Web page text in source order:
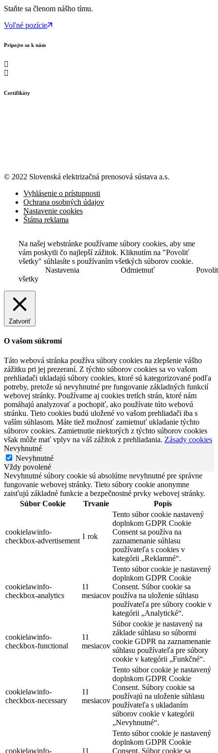
Staňte sa členom nášho tímu.
Voľné pozície
Pripojte sa k nám
Certifikáty
© 2022 Slovenská elektrizačná prenosová sústava a.s.
Vyhlásenie o prístupnosti
Ochrana osobných údajov
Nastavenie cookies
Štátna reklama
Na našej webstránke používame súbory cookies, aby sme
vám poskytli čo najlepší zážitok. Kliknutím na "Povoliť
všetky" súhlasíte s používaním všetkých súborov cookie.
Nastavenia
Odmietnuť
všetky
Zatvoriť
O vašom súkromí
Táto webová stránka používa súbory cookies na zlepšenie vášho
zážitku pri jej prezeraní. Z týchto súborov cookies sa vo vašom
prehliadači ukladajú súbory cookies, ktoré sú kategorizované podľa
potreby, pretože sú nevyhnutné pre fungovanie základných funkcií
webovej stránky. Používame aj cookies tretích strán, ktoré nám
pomáhajú analyzovať a pochopiť, ako používate túto webovú
stránku. Tieto cookies budú uložené vo vašom prehliadači iba s
vaším súhlasom. Máte tiež možnosť zamietnuť ukladanie týchto
súborov cookies. Zamietnutie niektorých z týchto súborov cookies
však môže mať vplyv na váš zážitok z prehliadania. Zásady cookies
Nevyhnutné
Nevyhnutné
Vždy povolené
Nevyhnutné súbory cookie sú absolútne nevyhnutné pre správne
fungovanie webovej stránky. Tieto súbory cookie anonymne
zaisťujú základné funkcie a bezpečnostné prvky webovej stránky.
Súbor Cookie
Trvanie Popis
cookielawinfo-
checkbox-advertisement
1 rok
Tento súbor cookie nastavený
doplnkom GDPR Cookie
Consent sa používa na
zaznamenanie súhlasu
používateľa s cookies v
kategórii „Reklamné“.
cookielawinfo-
checkbox-analytics
11
mesiacov
Tento súbor cookie je nastavený
doplnkom GDPR Cookie
Consent. Súbor cookie sa
používa na uloženie súhlasu
používateľa pre súbory cookie v
kategórii „Analytické“.
cookielawinfo-
checkbox-functional
11
mesiacov
Súbor cookie je nastavený na
základe súhlasu so súbormi
cookie GDPR na zaznamenanie
súhlasu používateľa pre súbory
cookie v kategórii „Funkčné“.
cookielawinfo-
checkbox-necessary
11
mesiacov
Tento súbor cookie je nastavený
doplnkom GDPR Cookie
Consent. Súbory cookie sa
používajú na uloženie súhlasu
používateľa s ukladaním
súborov cookie v kategórii
„Nevyhnutné“.
cookielawinfo- 11
Tento súbor cookie je nastavený
doplnkom GDPR Cookie
Consent. Súbor cookie sa